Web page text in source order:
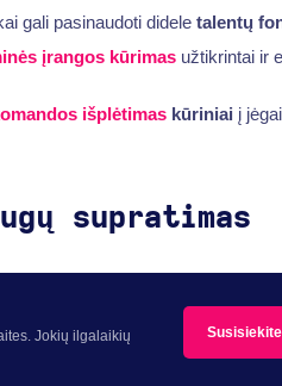
gali pasinaudoti didele talentų
įrangos kūrimasužtikrintai ir
išplėtimaskūriniai į
supratimas
Jokių ilgalaikių